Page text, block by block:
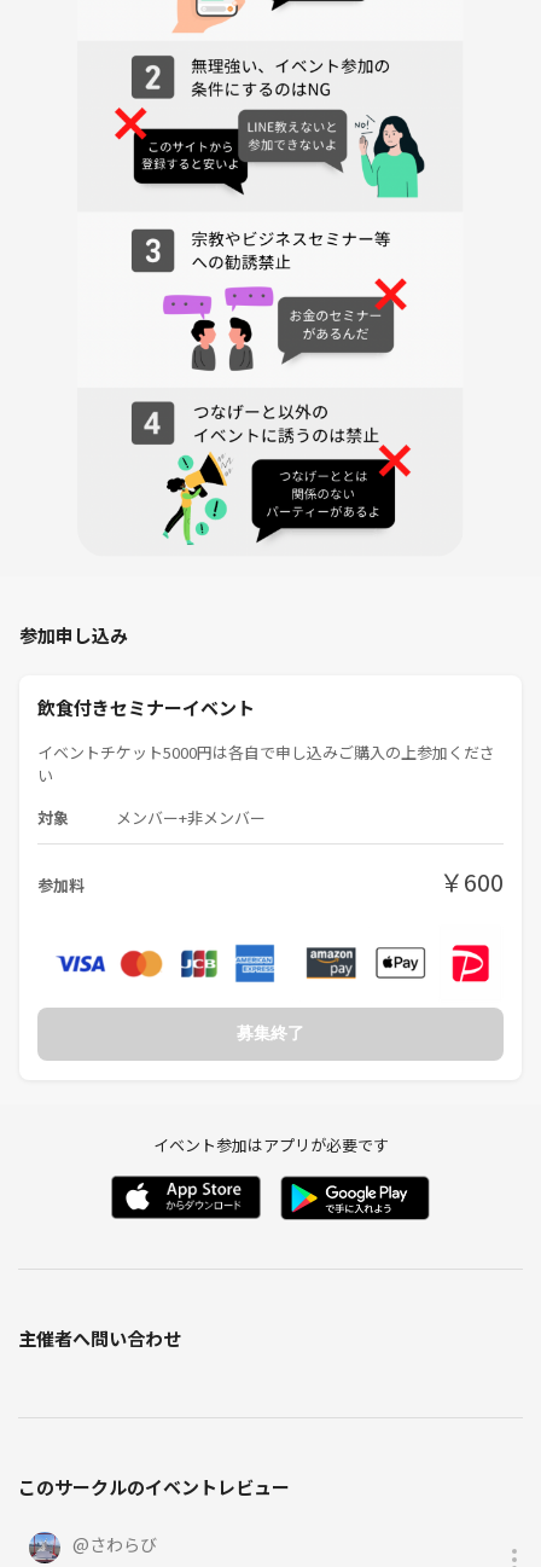
参加申し込み
飲食付きセミナーイベント
イベントチケット5000円は各自で申し込みご購入の上参加くださ
い
対象 メンバー+非メンバー
参加料 ￥600
募集終了
イベント参加はアプリが必要です
主催者へ問い合わせ
このサークルのイベントレビュー
@さわらび